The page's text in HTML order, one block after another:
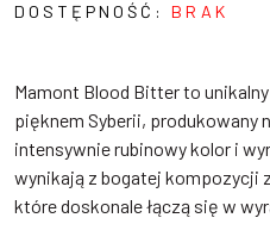
DOSTĘPNOŚĆ: BRAK
Mamont Blood Bitter to
pięknem Syberii, produkowany
intensywnie rubinowy kolor i
wynikają z bogatej kompozycji
które doskonale łączą się w